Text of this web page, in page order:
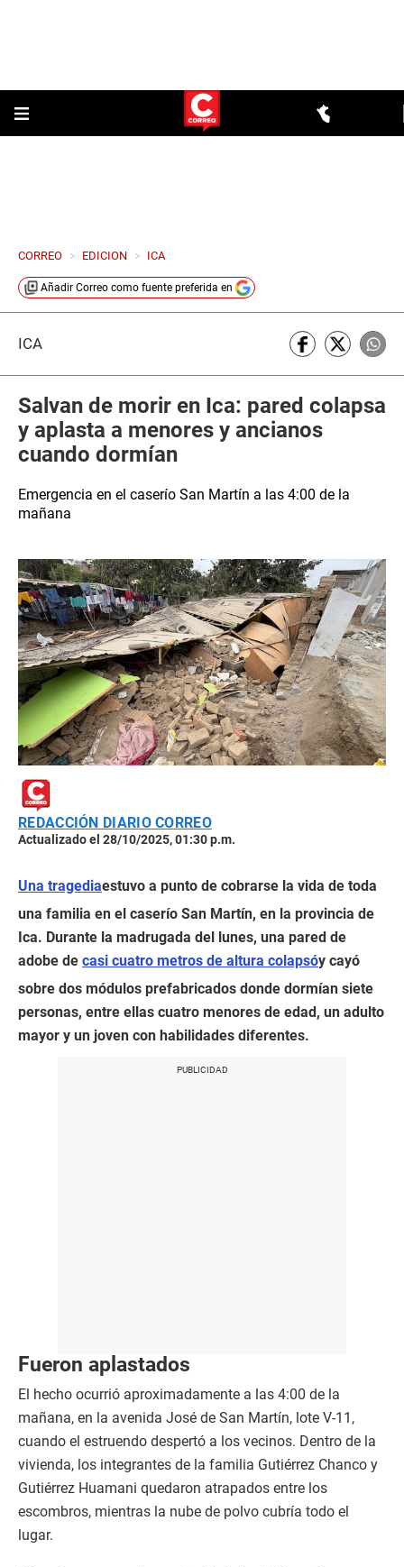
CORREO > EDICION > ICA
Añadir Correo como fuente preferida en
ICA
Salvan de morir en Ica: pared colapsa
y aplasta a menores y ancianos
cuando dormían
Emergencia en el caserío San Martín a las 4:00 de la
mañana
REDACCIÓN DIARIO CORREO
Actualizado el 28/10/2025, 01:30 p.m.
Una tragediaestuvo a punto de cobrarse la vida de toda
una familia en el caserío San Martín, en la provincia de
Ica. Durante la madrugada del lunes, una pared de
adobe de casi cuatro metros de altura colapsóy cayó
sobre dos módulos prefabricados donde dormían siete
personas, entre ellas cuatro menores de edad, un adulto
mayor y un joven con habilidades diferentes.
Fueron aplastados
El hecho ocurrió aproximadamente a las 4:00 de la
mañana, en la avenida José de San Martín, lote V-11,
cuando el estruendo despertó a los vecinos. Dentro de la
vivienda, los integrantes de la familia Gutiérrez Chanco y
Gutiérrez Huamani quedaron atrapados entre los
escombros, mientras la nube de polvo cubría todo el
lugar.